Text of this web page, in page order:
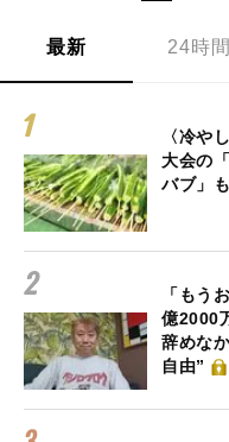
最新 24時間
〈冷や
大会の
バブ」
「もう
億2000
辞めな
自由”